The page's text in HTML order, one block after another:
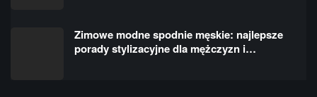
Zimowe modne spodnie męskie: najlepsze
porady stylizacyjne dla mężczyzn i…